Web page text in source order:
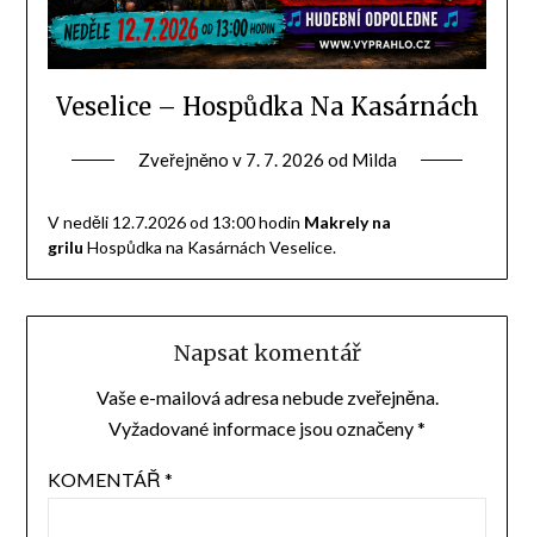
Veselice – Hospůdka Na Kasárnách
Zveřejněno v 7. 7. 2026 od Milda
V neděli 12.7.2026 od 13:00 hodin Makrely na
grilu Hospůdka na Kasárnách Veselice.
Napsat komentář
Vaše e-mailová adresa nebude zveřejněna.
Vyžadované informace jsou označeny*
KOMENTÁŘ *